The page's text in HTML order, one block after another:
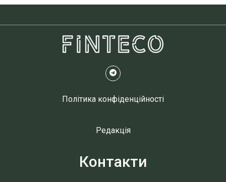
Політика конфіденційності
Редакція
Контакти